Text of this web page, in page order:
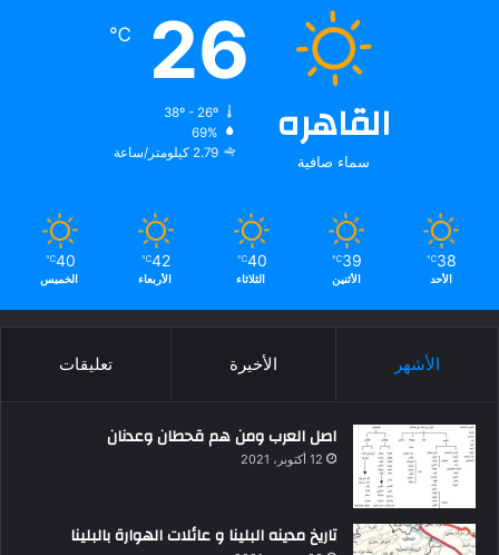
القاهره
سماء صافية
26
℃
38º - 26º
69%
2.79 كيلومتر/ساعة
38
℃
الأحد
39
℃
الأثنين
40
℃
الثلاثاء
42
℃
الأربعاء
40
℃
الخميس
الأشهر الأخيرة تعليقات
اصل العرب ومن هم قحطان وعدنان
12 أكتوبر، 2021
تاريخ مدينه البلينا و عائلات الهوارة بالبلينا